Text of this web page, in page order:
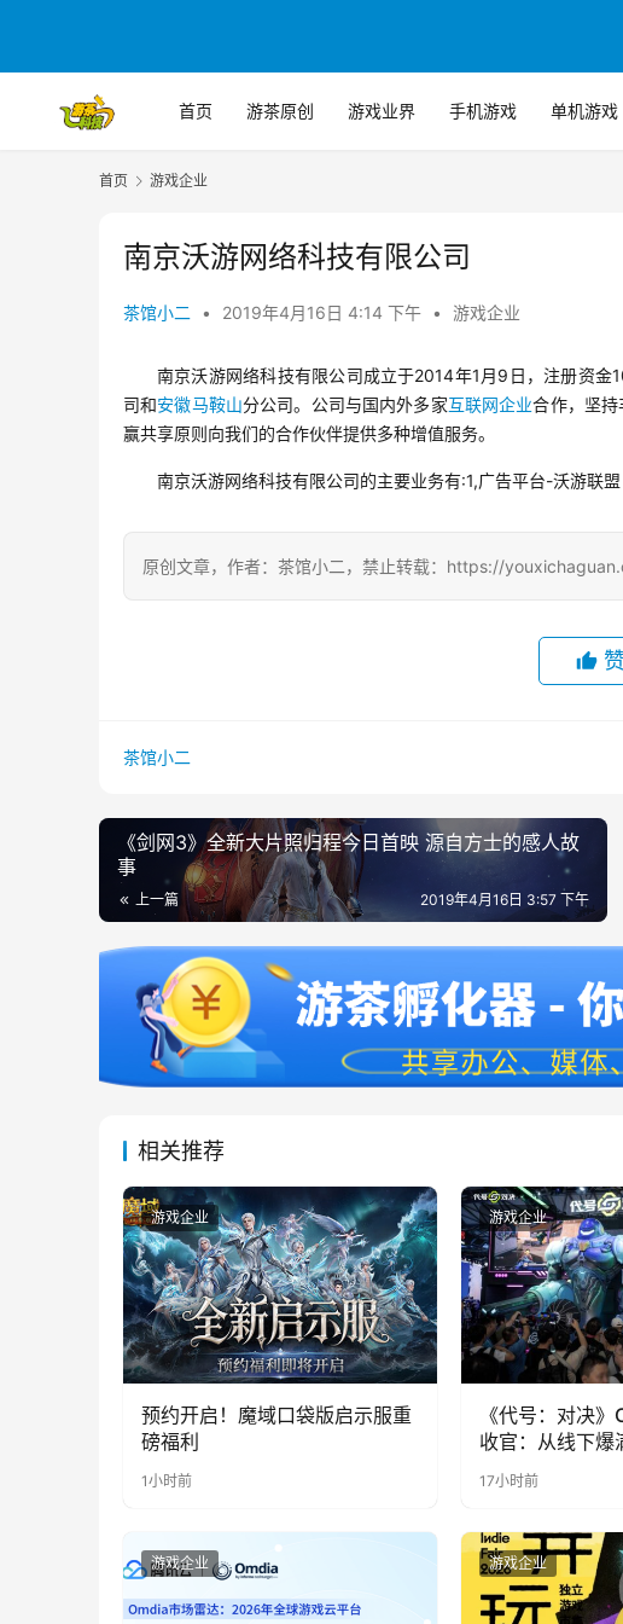
首页 游茶原创 游戏业界 手机游戏 单机游戏
首页 游戏企业
南京沃游网络科技有限公司
茶馆小二 • 2019年4月16日 4:14 下午 • 游戏企业
南京沃游网络科技有限公司成立于2014年1月9日，注册资
司和安徽马鞍山分公司。公司与国内外多家互联网企业合作，坚
赢共享原则向我们的合作伙伴提供多种增值服务。
南京沃游网络科技有限公司的主要业务有:1,广告平台-沃游联
原创文章，作者：茶馆小二，禁止转载：https://
茶馆小二
《剑网3》全新大片照归程今日首映 源自方士的感人故
事
上一篇 2019年4月16日 3:57 下午
相关推荐
游戏企业
预约开启！魔域口袋版启示服重
磅福利
1小时前
游戏企业
《代号：对决
收官：从线下爆
实期待
17小时前
游戏企业 游戏企业